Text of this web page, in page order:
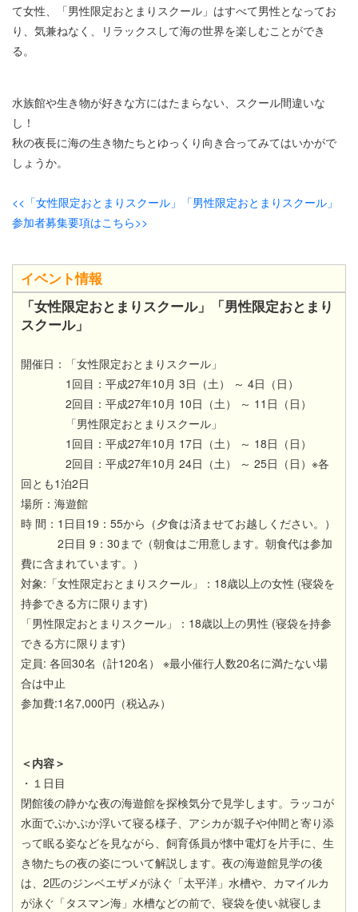
て女性、「男性限定おとまりスクール」はすべて男性となってお
り、気兼ねなく、リラックスして海の世界を楽しむことができ
る。
水族館や生き物が好きな方にはたまらない、スクール間違いな
し！
秋の夜長に海の生き物たちとゆっくり向き合ってみてはいかがで
しょうか。
<<「女性限定おとまりスクール」「男性限定おとまりスクール」
参加者募集要項はこちら>>
イベント情報
「女性限定おとまりスクール」「男性限定おとまり
スクール」
開催日：「女性限定おとまりスクール」
1回目：平成27年10月 3日（土） ～ 4日（日）
2回目：平成27年10月 10日（土） ～ 11日（日）
「男性限定おとまりスクール」
1回目：平成27年10月 17日（土） ～ 18日（日）
2回目：平成27年10月 24日（土） ～ 25日（日）※各
回とも1泊2日
場所：海遊館
時 間：1日目19：55から（夕食は済ませてお越しください。）
2日目 9：30まで（朝食はご用意します。朝食代は参加
費に含まれています。）
対象:「女性限定おとまりスクール」：18歳以上の女性 (寝袋を
持参できる方に限ります)
「男性限定おとまりスクール」：18歳以上の男性 (寝袋を持参
できる方に限ります)
定員: 各回30名（計120名） ※最小催行人数20名に満たない場
合は中止
参加費:1名7,000円（税込み）
＜内容＞
・１日目
閉館後の静かな夜の海遊館を探検気分で見学します。ラッコが
水面でぷかぷか浮いて寝る様子、アシカが親子や仲間と寄り添
って眠る姿などを見ながら、飼育係員が懐中電灯を片手に、生
き物たちの夜の姿について解説します。夜の海遊館見学の後
は、2匹のジンベエザメが泳ぐ「太平洋」水槽や、カマイルカ
が泳ぐ「タスマン海」水槽などの前で、寝袋を使い就寝しま